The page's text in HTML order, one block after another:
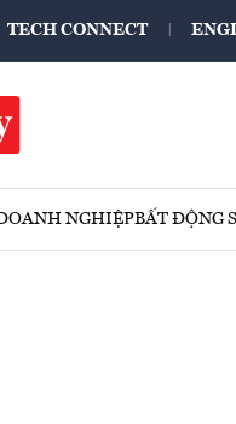
TECH CONNECT
NGHIỆPBẤT ĐỘNG